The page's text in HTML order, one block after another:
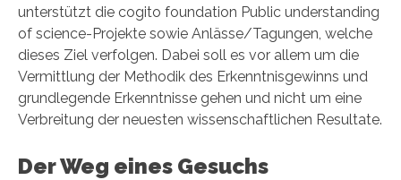
unterstützt die cogito foundation Public understanding
of science-Projekte sowie Anlässe/Tagungen, welche
dieses Ziel verfolgen. Dabei soll es vor allem um die
Vermittlung der Methodik des Erkenntnisgewinns und
grundlegende Erkenntnisse gehen und nicht um eine
Verbreitung der neuesten wissenschaftlichen Resultate.
Der Weg eines Gesuchs